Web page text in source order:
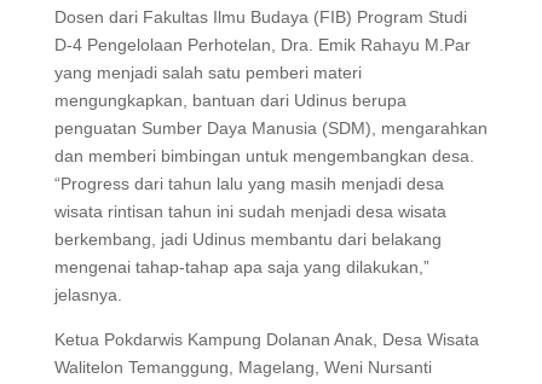
Dosen dari Fakultas Ilmu Budaya (FIB) Program Studi
D-4 Pengelolaan Perhotelan, Dra. Emik Rahayu M.Par
yang menjadi salah satu pemberi materi
mengungkapkan, bantuan dari Udinus berupa
penguatan Sumber Daya Manusia (SDM), mengarahkan
dan memberi bimbingan untuk mengembangkan desa.
“Progress dari tahun lalu yang masih menjadi desa
wisata rintisan tahun ini sudah menjadi desa wisata
berkembang, jadi Udinus membantu dari belakang
mengenai tahap-tahap apa saja yang dilakukan,”
jelasnya.
Ketua Pokdarwis Kampung Dolanan Anak, Desa Wisata
Walitelon Temanggung, Magelang, Weni Nursanti